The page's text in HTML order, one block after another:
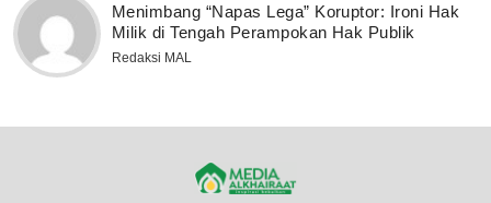
Menimbang “Napas Lega” Koruptor: Ironi Hak
Milik di Tengah Perampokan Hak Publik
Redaksi MAL